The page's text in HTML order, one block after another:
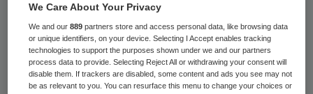
De gemeente Eindhoven dringt bij
staatssecretaris Van Rijn aan op de betaling
van 2,4 miljoen euro aan te weinig betaalde
gelden voor jeugdzorg. Dat meldt het
We Care About Your Privacy
We and our889 partners store and access personal data, like browsing data
or unique identifiers, on your device. Selecting I Accept enables tracking
technologies to support the purposes shown under we and our partners
process data to provide. Selecting Reject All or withdrawing your consent will
disable them. If trackers are disabled, some content and ads you see may not
be as relevant to you. You can resurface this menu to change your choices or